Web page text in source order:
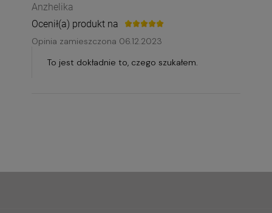
Anzhelika
Ocenił(a) produkt na
Opinia zamieszczona 06.12.2023
To jest dokładnie to, czego szukałem.